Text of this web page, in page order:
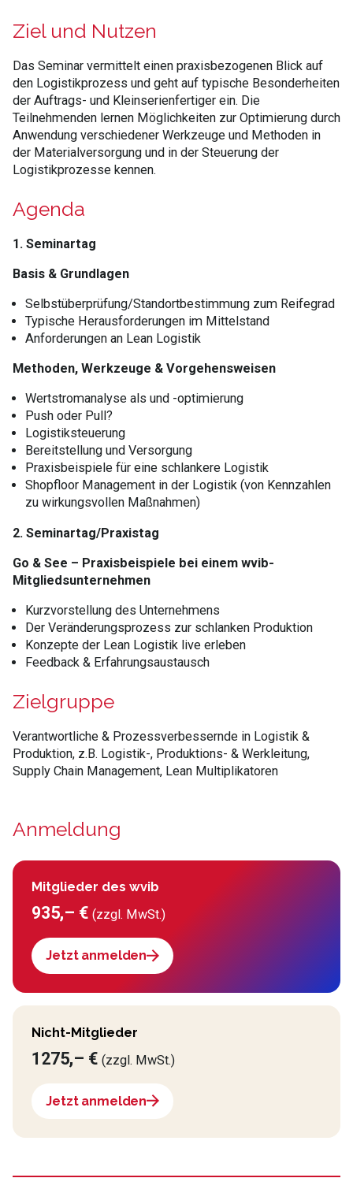
Ziel und Nutzen
Das Seminar vermittelt einen praxisbezogenen Blick auf
den Logistikprozess und geht auf typische Besonderheiten
der Auftrags- und Kleinserienfertiger ein. Die
Teilnehmenden lernen Möglichkeiten zur Optimierung durch
Anwendung verschiedener Werkzeuge und Methoden in
der Materialversorgung und in der Steuerung der
Logistikprozesse kennen.
Agenda
1. Seminartag
Basis & Grundlagen
Selbstüberprüfung/Standortbestimmung zum Reifegrad
Typische Herausforderungen im Mittelstand
Anforderungen an Lean Logistik
Methoden, Werkzeuge & Vorgehensweisen
Wertstromanalyse als und -optimierung
Push oder Pull?
Logistiksteuerung
Bereitstellung und Versorgung
Praxisbeispiele für eine schlankere Logistik
Shopfloor Management in der Logistik (von Kennzahlen
zu wirkungsvollen Maßnahmen)
2. Seminartag/Praxistag
Go & See – Praxisbeispiele bei einem wvib-
Mitgliedsunternehmen
Kurzvorstellung des Unternehmens
Der Veränderungsprozess zur schlanken Produktion
Konzepte der Lean Logistik live erleben
Feedback & Erfahrungsaustausch
Zielgruppe
Verantwortliche & Prozessverbessernde in Logistik &
Produktion, z.B. Logistik-, Produktions- & Werkleitung,
Supply Chain Management, Lean Multiplikatoren
Anmeldung
Mitglieder des wvib
935,– €(zzgl. MwSt.)
Jetzt anmelden
Nicht-Mitglieder
1275,– €(zzgl. MwSt.)
Jetzt anmelden